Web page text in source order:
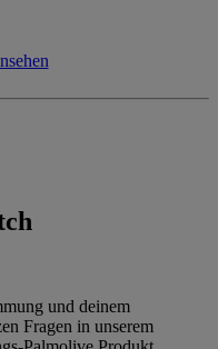
und deinem
Fragen in unserem